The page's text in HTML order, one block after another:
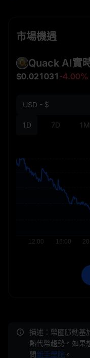
市場機遇
Quack AI實
$0.021031 -4.00%
1D 7D 1M
USD - $
描述：幣圈脈動基
熱代幣趨勢。如果
問新手學院 。